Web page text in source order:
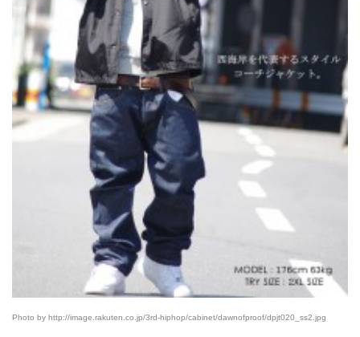
Photo by http://image.rakuten.co.jp/3rd-hiphop/cabinet/dawnofproof/dpjt020_ss2.jpg